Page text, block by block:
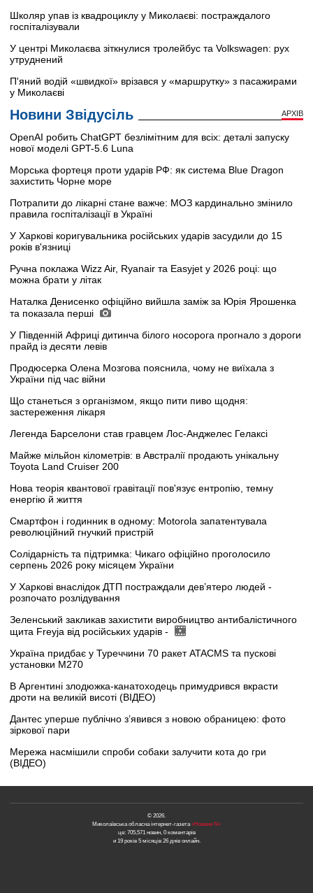
Школяр упав із квадроциклу у Миколаєві: постраждалого
госпіталізували
У центрі Миколаєва зіткнулися тролейбус та Volkswagen: рух
утруднений
П'яний водій «швидкої» врізався у «маршрутку» з пасажирами
у Миколаєві
Новини Звідусіль АРХІВ
OpenAI робить ChatGPT безлімітним для всіх: деталі запуску
нової моделі GPT-5.6 Luna
Морська фортеця проти ударів РФ: як система Blue Dragon
захистить Чорне море
Потрапити до лікарні стане важче: МОЗ кардинально змінило
правила госпіталізації в Україні
У Харкові коригувальника російських ударів засудили до 15
років в'язниці
Ручна поклажа Wizz Air, Ryanair та Easyjet у 2026 році: що
можна брати у літак
Наталка Денисенко офіційно вийшла заміж за Юрія Ярошенка
та показала перші
У Південній Африці дитинча білого носорога прогнало з дороги
прайд із десяти левів
Продюсерка Олена Мозгова пояснила, чому не виїхала з
України під час війни
Що станеться з організмом, якщо пити пиво щодня:
застереження лікаря
Легенда Барселони став гравцем Лос-Анджелес Гелаксі
Майже мільйон кілометрів: в Австралії продають унікальну
Toyota Land Cruiser 200
Нова теорія квантової гравітації пов'язує ентропію, темну
енергію й життя
Смартфон і годинник в одному: Motorola запатентувала
революційний гнучкий пристрій
Солідарність та підтримка: Чикаго офіційно проголосило
серпень 2026 року місяцем України
У Харкові внаслідок ДТП постраждали дев’ятеро людей -
розпочато розлідування
Зеленський закликав захистити виробництво антибалістичного
щита Freyja від російських ударів -
Україна придбає у Туреччини 70 ракет ATACMS та пускові
установки M270
В Аргентині злодюжка-канатоходець примудрився вкрасти
дроти на великій висоті (ВІДЕО)
Дантес уперше публічно з’явився з новою обраницею: фото
зіркової пари
Мережа насмішили спроби собаки залучити кота до гри
(ВІДЕО)
© 2026.
Миколаївська обласна інтернет-газета «Новини N»
це: 705,571 новин, 0 коментарів
и 19 років 5 місяців 26 днів онлайн.